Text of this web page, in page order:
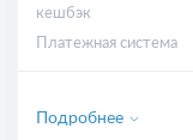
кешбэк
Платежная система
Подробнее